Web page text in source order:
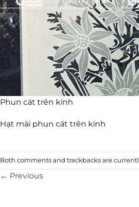
Phun cát trên kính
Hạt mài phun cát trên kính
Both comments and trackbacks are
← Previous